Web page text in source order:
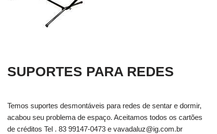
SUPORTES PARA REDES
Temos suportes desmontáveis para redes de sentar e dormir,
acabou seu problema de espaço. Aceitamos todos os cartões
de créditos Tel . 83 99147-0473 e vavadaluz@ig.com.br